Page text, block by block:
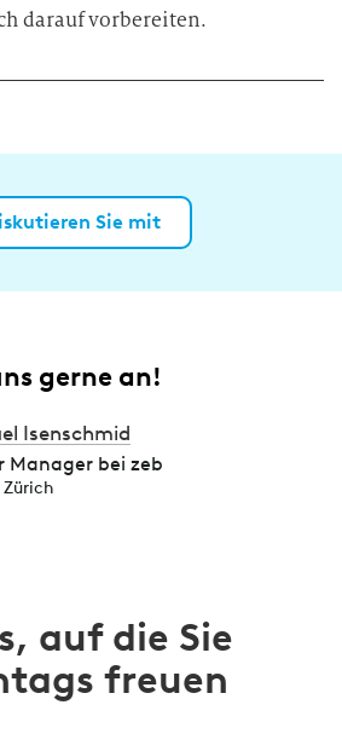
darauf vorbereiten.
Sie mit
gerne an!
Isenschmid
Manager bei zeb
auf die Sie
freuen